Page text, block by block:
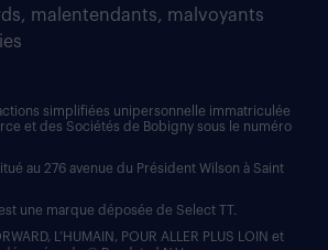
malentendants, malvoyants
simplifiées unipersonnelle immatriculée
et des Sociétés de Bobigny sous le numéro
au 276 avenue du Président Wilson à Saint
une marque déposée de Select TT.
L’HUMAIN, POUR ALLER PLUS LOIN et